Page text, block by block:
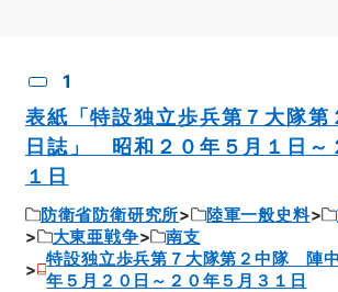
1
表紙「特設独立歩兵第７大隊
日誌」 昭和２０年５月１日～
１日
防衛省防衛研究所 陸軍一般史料
大東亜戦争
南支
特設独立歩兵第７大隊第２中隊 陣
年５月２０日～２０年５月３１日